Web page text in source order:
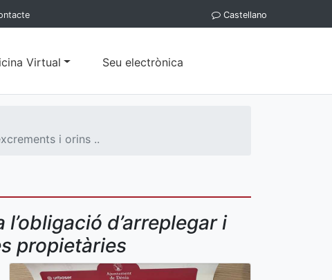
Castellano
Virtual Seu electrònica
i orins ..
d’arreplegar i
propietàries